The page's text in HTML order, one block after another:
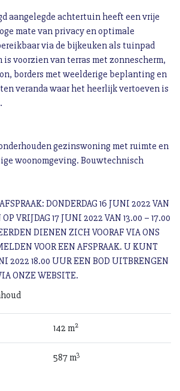
aangelegde achtertuin heeft een vrije
mate van privacy en optimale
via de bijkeuken als tuinpad
voorzien van terras met zonnescherm,
borders met weelderige beplanting en
veranda waar het heerlijk vertoeven is
gezinswoning met ruimte en
woonomgeving. Bouwtechnisch
DONDERDAG 16 JUNI 2022 VAN
VRIJDAG 17 JUNI 2022 VAN 13.00 – 17.00
DIENEN ZICH VOORAF VIA ONS
VOOR EEN AFSPRAAK. U KUNT
2022 18.00 UUR EEN BOD UITBRENGEN
ONZE WEBSITE.
142 m2
587 m3